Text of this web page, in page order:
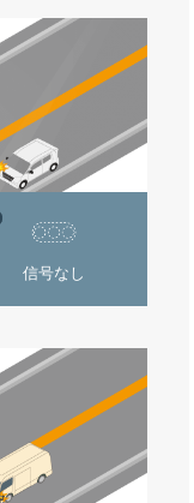
信号なし